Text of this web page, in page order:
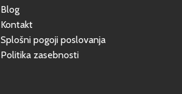
Blog
Kontakt
Splošni pogoji poslovanja
Politika zasebnosti